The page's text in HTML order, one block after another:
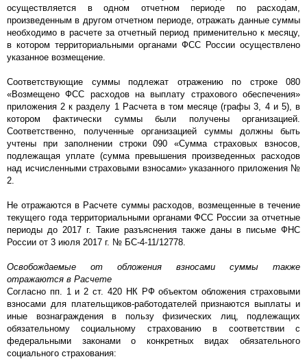
осуществляется в одном отчетном периоде по расходам,
произведенным в другом отчетном периоде, отражать данные суммы
необходимо в расчете за отчетный период применительно к месяцу,
в котором территориальными органами ФСС России осуществлено
указанное возмещение.
Соответствующие суммы подлежат отражению по строке 080
«Возмещено ФСС расходов на выплату страхового обеспечения»
приложения 2 к разделу 1 Расчета в том месяце (графы 3, 4 и 5), в
котором фактически суммы были получены организацией.
Соответственно, полученные организацией суммы должны быть
учтены при заполнении строки 090 «Сумма страховых взносов,
подлежащая уплате (сумма превышения произведенных расходов
над исчисленными страховыми взносами» указанного приложения №
2.
Не отражаются в Расчете суммы расходов, возмещенные в течение
текущего года территориальными органами ФСС России за отчетные
периоды до 2017 г. Такие разъяснения также даны в письме ФНС
России от 3 июля 2017 г. № БС-4-11/12778.
Освобождаемые от обложения взносами суммы также
отражаются в Расчете
Согласно пп. 1 и 2 ст. 420 НК РФ объектом обложения страховыми
взносами для плательщиков-работодателей признаются выплаты и
иные вознаграждения в пользу физических лиц, подлежащих
обязательному социальному страхованию в соответствии с
федеральными законами о конкретных видах обязательного
социального страхования: